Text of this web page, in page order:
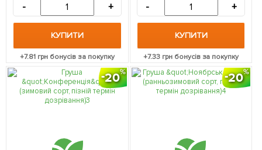
- +
КУПИТИ
+7.81 грн бонусів за покупку
- +
КУПИТИ
+7.33грн бонусів за покупку
20 20